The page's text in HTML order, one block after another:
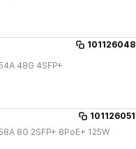
101126048
48G 4SFP+
101126051
8G 2SFP+ 8PoE+ 125W